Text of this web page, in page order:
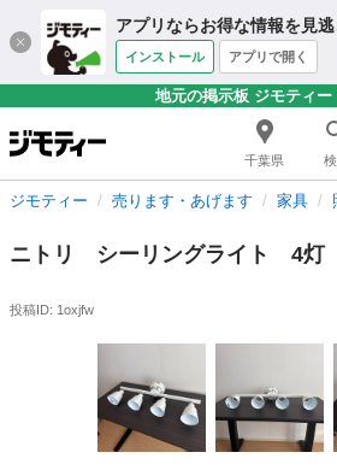
アプリならお得な情報を見逃
インストール アプリで開く
地元の掲示板 ジモティー
千葉県
ジモティー 売ります・あげます 家具
ニトリ シーリングライト 4灯
投稿ID: 1oxjfw